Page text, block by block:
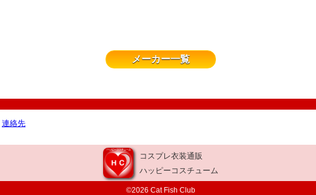
メーカー一覧
連絡先
コスプレ衣装通販
ハッピーコスチューム
©2026 Cat Fish Club